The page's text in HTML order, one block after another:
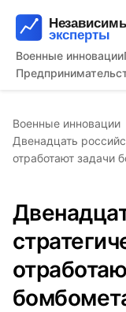
Военные инновации
Военные инновации
Двенадцать
отработают задачи